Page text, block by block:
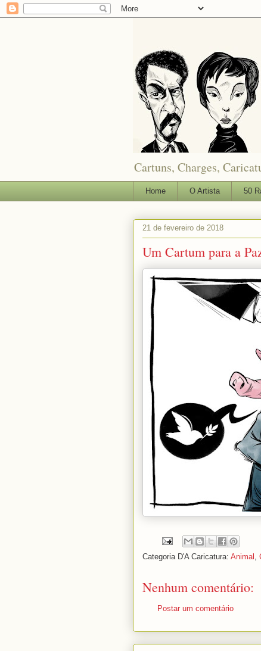
Cartuns, Charges,
Home O Artista 50
21 de fevereiro de 2018
Um Cartum para a
Categoria D'A Caricatura: Animal
Nenhum comentário:
Postar um comentário